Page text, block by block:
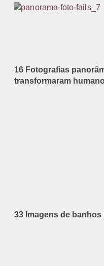
16 Fotografias
transformaram
33 Imagens de